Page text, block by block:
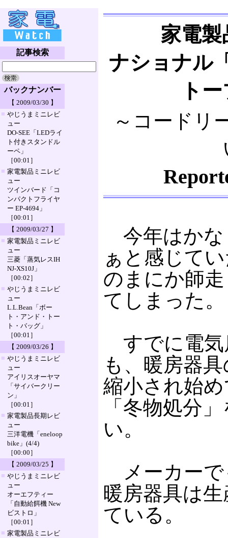
記事検索
バックナンバー
【 2009/03/30 】
■ やじうまミニレビ
ュー
DO-SEE「LEDライ
ト付きスタンドル
ーペ」
［00:01］
■ 家電製品ミニレビ
ュー
ツインバード「コ
ンパクトフライヤ
ー EP-4694」
［00:01］
【 2009/03/27 】
■ 家電製品ミニレビ
ュー
三菱「蒸気レスIH
NJ-XS10J」
［00:02］
■ やじうまミニレビ
ュー
L.L.Bean「ボー
ト・アンド・トー
ト・バッグ」
［00:01］
【 2009/03/26 】
■ やじうまミニレビ
ュー
アイリスオーヤマ
「サイバークリー
ン」
［00:01］
■ 家電製品長期レビ
ュー
三洋電機「eneloop
bike」(4/4)
［00:00］
【 2009/03/25 】
■ やじうまミニレビ
ュー
オーエフティー
「自動給餌機 New
ビストロ」
［00:01］
■ 家電製品ミニレビ
家電
ナショナル
ト
～コードリ
今年はかな
ぁと感じて
のまにか師
てしまった。
すでに電気
も、暖房器
縮小され始
「冬物処分
い。
メーカーで
暖房器具は
ている。